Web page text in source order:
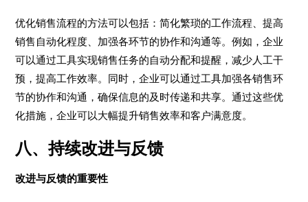
优化销售流程的方法可以包括：简化繁琐的工作流程、提高
销售自动化程度、加强各环节的协作和沟通等。例如，企业
可以通过工具实现销售任务的自动分配和提醒，减少人工干
预，提高工作效率。同时，企业可以通过工具加强各销售环
节的协作和沟通，确保信息的及时传递和共享。通过这些优
化措施，企业可以大幅提升销售效率和客户满意度。
八、持续改进与反馈
改进与反馈的重要性